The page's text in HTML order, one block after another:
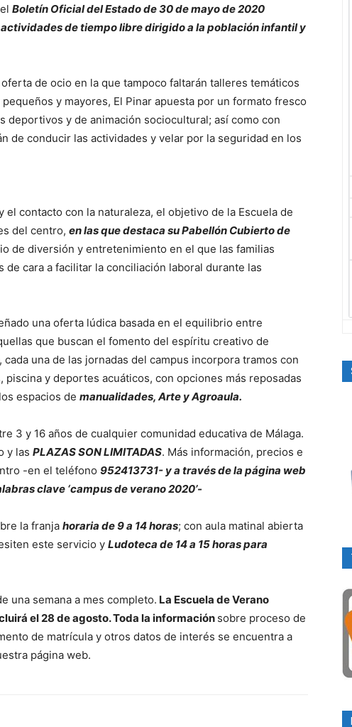
Boletín Oficial del Estado de 30 de mayo de 2020
de tiempo libre dirigido a la población infantil y
de ocio en la que tampoco faltarán talleres temáticos
y mayores, El Pinar apuesta por un formato fresco
deportivos y de animación sociocultural; así como con
de conducir las actividades y velar por la seguridad en los
contacto con la naturaleza, el objetivo de la Escuela de
del centro, en las que destaca su Pabellón Cubierto de
de diversión y entretenimiento en el que las familias
de cara a facilitar la conciliación laboral durante las
una oferta lúdica basada en el equilibrio entre
que buscan el fomento del espíritu creativo de
una de las jornadas del campus incorpora tramos con
piscina y deportes acuáticos, con opciones más reposadas
espacios de manualidades, Arte y Agroaula.
3 y 16 años de cualquier comunidad educativa de Málaga.
y las PLAZAS SON LIMITADAS. Más información, precios e
-en el teléfono 952413731- y a través de la página web
clave ‘campus de verano 2020’-
la franja horaria de 9 a 14 horas; con aula matinal abierta
este servicio y Ludoteca de 14 a 15 horas para
una semana a mes completo. La Escuela de Verano
el 28 de agosto. Toda la información sobre proceso de
de matrícula y otros datos de interés se encuentra a
página web.